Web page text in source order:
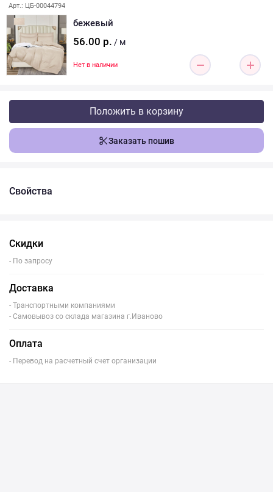
Арт.: ЦБ-00044794
бежевый
56.00 р. / м
Нет в наличии
Положить в корзину
Заказать пошив
Свойства
Скидки
- По запросу
Доставка
- Транспортными компаниями
- Самовывоз со склада магазина г.Иваново
Оплата
- Перевод на расчетный счет организации